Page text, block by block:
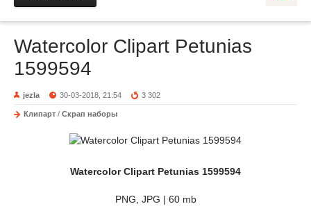
Watercolor Clipart Petunias
1599594
jezla 30-03-2018, 21:54 3 302
Клипарт / Скрап наборы
Watercolor Clipart Petunias 1599594
PNG, JPG | 60 mb